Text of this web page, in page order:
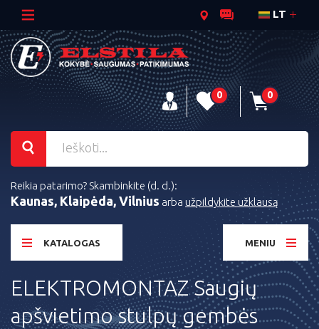
LT
0 0
Reikia patarimo? Skambinkite (d. d.):
Kaunas, Klaipėda, Vilnius arba užpildykite užklausą
KATALOGAS MENIU
ELEKTROMONTAZ Saugių
apšvietimo stulpų gembės